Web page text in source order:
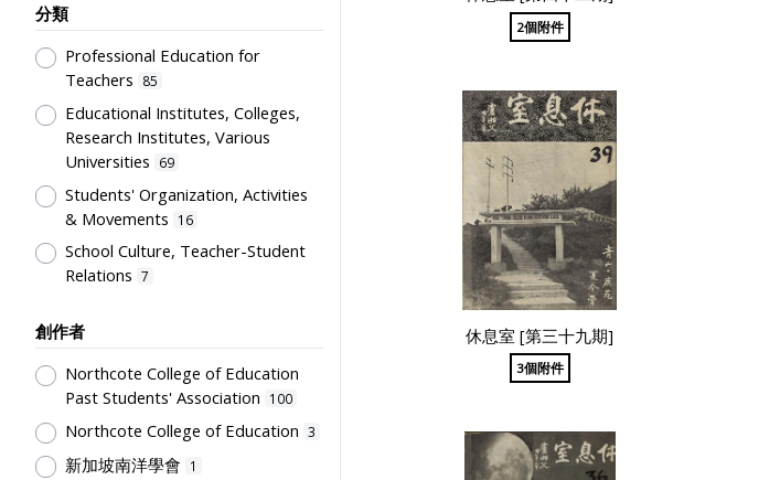
分類
Professional Education for
Teachers
85
Educational Institutes, Colleges,
Research Institutes, Various
Universities
69
Students' Organization, Activities
& Movements
16
School Culture, Teacher-Student
Relations 7
Primary Education
Humanities and Arts 1
Student Life & Leisure Activities,
Summer Activities; Peer Groups
1
Secondary Education
創作者
Northcote College of Education
Past Students' Association
100
Northcote College of Education 3
新加坡南洋學會 1
2個附件
休息室 [第三十九期]
3個附件